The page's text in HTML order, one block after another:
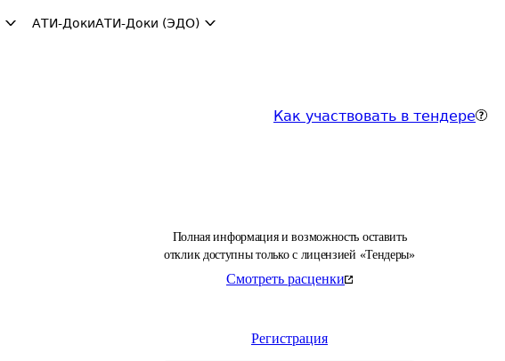
АТИ-ДокиАТИ-Доки (ЭДО)
Как участвовать в тендере
Полная информация и возможность оставить
отклик доступны только с лицензией «Тендеры»
Смотреть расценки
Регистрация